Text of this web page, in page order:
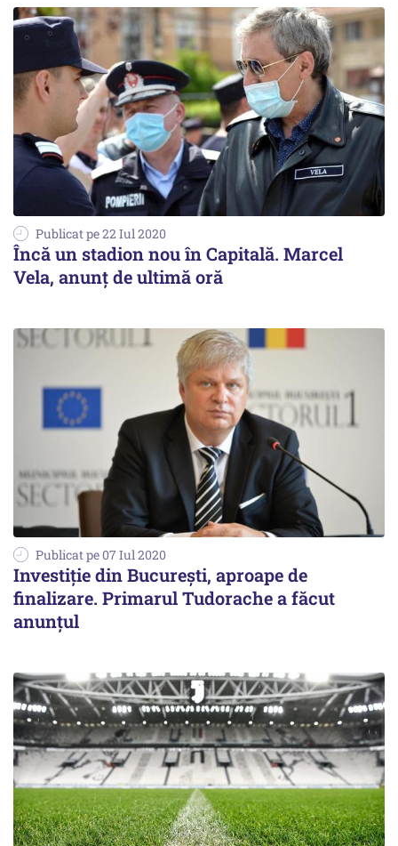
Publicat pe 22 Iul 2020
Încă un stadion nou în Capitală. Marcel
Vela, anunţ de ultimă oră
Publicat pe 07 Iul 2020
Investiţie din Bucureşti, aproape de
finalizare. Primarul Tudorache a făcut
anunţul